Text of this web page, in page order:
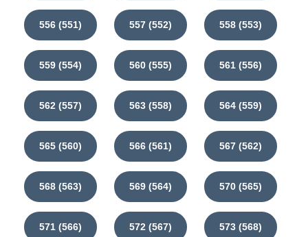
556 (551) 557 (552) 558 (553)
559 (554) 560 (555) 561 (556)
562 (557) 563 (558) 564 (559)
565 (560) 566 (561) 567 (562)
568 (563) 569 (564) 570 (565)
571 (566) 572 (567) 573 (568)